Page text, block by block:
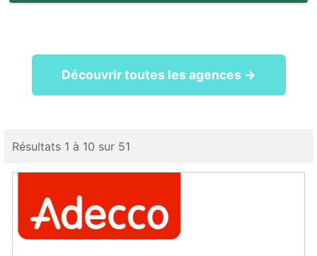
Découvrir toutes les agences →
Résultats 1 à 10 sur 51